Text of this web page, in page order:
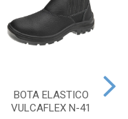
BOTA ELASTICO
VULCAFLEX N-41